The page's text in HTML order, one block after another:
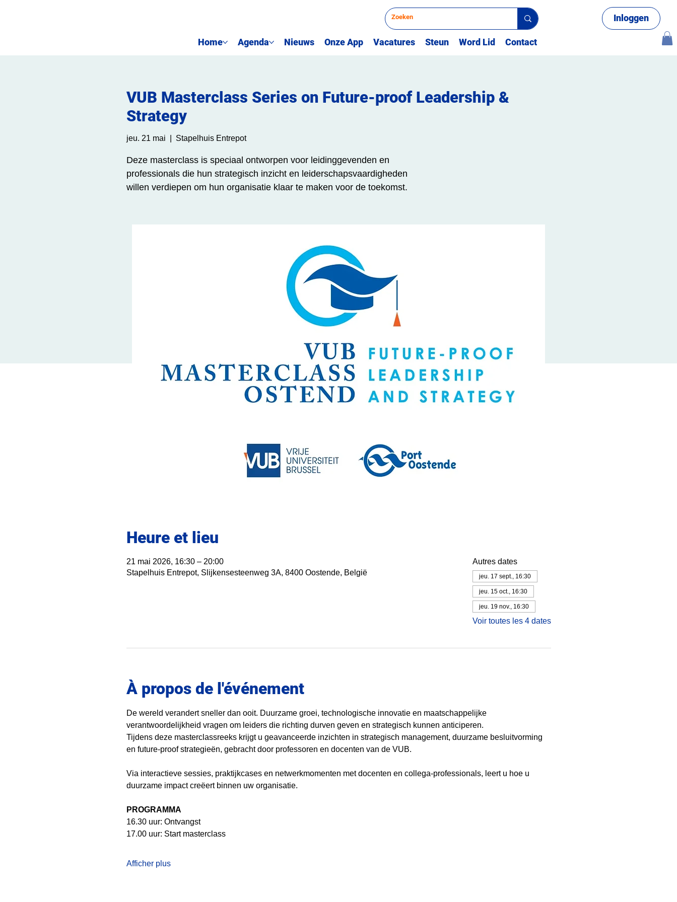
Inloggen
Home Agenda Nieuws Onze App Vacatures Steun Word Lid Contact
VUB Masterclass Series on Future-proof Leadership &
Strategy
jeu. 21 mai Stapelhuis Entrepot
Deze masterclass is speciaal ontworpen voor leidinggevenden en
professionals die hun strategisch inzicht en leiderschapsvaardigheden
willen verdiepen om hun organisatie klaar te maken voor de toekomst.
Heure et lieu
21 mai 2026, 16:30 – 20:00
Stapelhuis Entrepot, Slijkensesteenweg 3A, 8400 Oostende, België
Autres dates
jeu. 17 sept., 16:30
jeu. 15 oct., 16:30
jeu. 19 nov., 16:30
Voir toutes les 4 dates
À propos de l'événement
De wereld verandert sneller dan ooit. Duurzame groei, technologische innovatie en maatschappelijke
verantwoordelijkheid vragen om leiders die richting durven geven en strategisch kunnen anticiperen.
Tijdens deze masterclassreeks krijgt u geavanceerde inzichten in strategisch management, duurzame besluitvorming
en future-proof strategieën, gebracht door professoren en docenten van de VUB.
Via interactieve sessies, praktijkcases en netwerkmomenten met docenten en collega-professionals, leert u hoe u
duurzame impact creëert binnen uw organisatie.
PROGRAMMA
16.30 uur: Ontvangst
17.00 uur: Start masterclass
Afficher plus